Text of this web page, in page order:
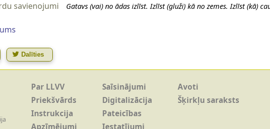
savienojumi Gatavs (vai) no ādas izlīst. Izlīst (gluži) kā no zemes. Izlīst (kā)
Dalīties
Par LLVV
Priekšvārds
Instrukcija
Apzīmējumi
Saīsinājumi
Digitalizācija
Pateicības
Iestatījumi
Avoti
Šķirkļu saraksts